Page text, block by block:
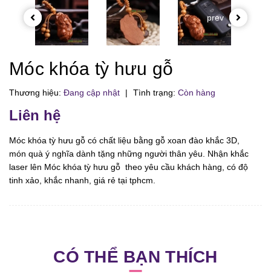
prev
Móc khóa tỳ hưu gỗ
Thương hiệu: Đang cập nhật | Tình trạng: Còn hàng
Liên hệ
Móc khóa tỳ hưu gỗ có chất liệu bằng gỗ xoan đào khắc 3D,
món quà ý nghĩa dành tặng những người thân yêu. Nhận khắc
laser lên Móc khóa tỳ hưu gỗ theo yêu cầu khách hàng, có độ
tinh xảo, khắc nhanh, giá rẻ tại tphcm.
CÓ THỂ BẠN THÍCH